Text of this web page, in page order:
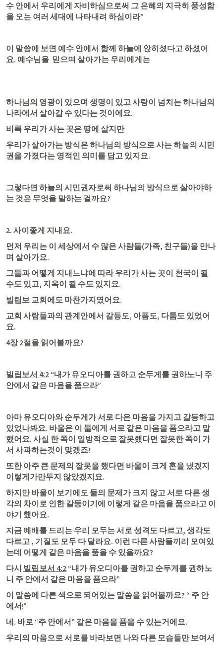
수 안에서 우리에게 자비하심으로써 그 은혜의 지극히 풍성함
을 오는 여러 세대에 나타내려 하심이라”
이 말씀에 보면 예수 안에서 함께 하늘에 앉히셨다고 하셨어
요. 예수님을  믿으며 살아가는 우리에게는
하나님의 영광이 있으며 생명이 있고 사랑이 넘치는 하나님의
나라에서 살아갈 수 있다는 것이에요.
비록 우리가 사는 곳은 땅에 살지만
우리가 살아가는 방식은 하나님의 방식으로 사는 하늘의 시민
권을 가졌다는 영적인 의미를 담고 있지요.
그렇다면 하늘의 시민권자로써 하나님의 방식으로 살아야하
는 것은 무엇을 말하는 걸까요?
2. 사이좋게 지내요.
먼저 우리는 이 세상에서 수 많은 사람들(가족, 친구들)을 만나
며 살아가요.
그들과 어떻게 지내느냐에 따라 우리가 사는 곳이 천국이 될
수도 있고, 지옥이 될 수도 있지요.
빌립보 교회에도 마찬가지였어요.
교회 사람들과의 관계안에서 갈등도, 아픔도, 다툼도 있었어
요.
4장 2절을 읽어볼까요?
빌립보서 4:2 “내가 유오디아를 권하고 순두게를 권하노니 주
안에서 같은 마음을 품으라”
아마 유오디아와 순두게가 서로 다은 마음을 가지고 갈등하고
있었나봐요. 바울은 이 둘에게 서로 같은 마음을 품으라고 말
했어요. 사실 한 쪽이 일방적으로 잘못했다면 잘못한 쪽이 가
서 사과하는것이 맞겠죠!
또한 아주 큰 문제의 잘못을 했다면 바울이 크게 혼을 냈겠지
이렇게가만두지 않았겠지요.
하지만 바울이 보기에도 둘의 문제가 크지 않고 서로 다른 생
각의 차이로 인한 갈등이기에 이렇게 같은 마음을 품으라고 이
야기 했어요.
지금 예배를 드리는 우리 모두는 서로 성격도 다르고, 생각도
다르고 , 기질도 모두 다 달라요. 이런 다른 사람들끼리 모여있
는데 어떻게 같은 마음을 품을 수 있을까요?
다시 빌립보서 4:2 “내가 유오디아를 권하고 순두게를 권하노
니 주 안에서 같은 마음을 품으라”
이 말씀에 다른 색으로 되어있는 말씀을 읽어볼까요? “ 주 안
에서!”
네. 바로 “주 안에서” 같은 마음을 품을 수 있는거에요.
우리의 마음으로 서로를 바라보면 나와 다른 모습들만 보여서